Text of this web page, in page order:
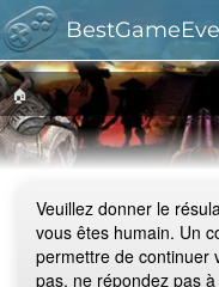
🏠
Veuillez donner le
vous êtes humain. Un
permettre de continuer
pas, ne répondez pas